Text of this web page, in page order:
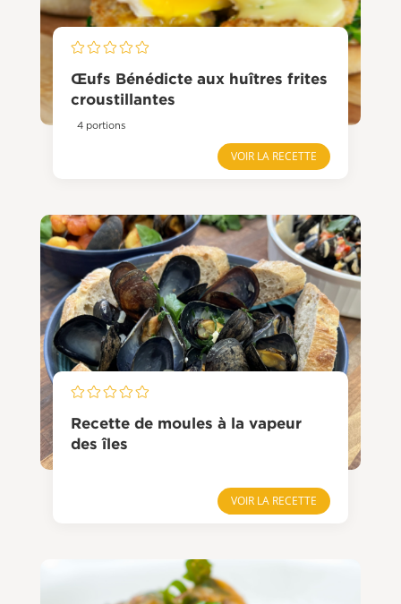
Œufs Bénédicte aux huîtres frites
croustillantes
4 portions
VOIR LA RECETTE
Recette de moules à la vapeur
des îles
VOIR LA RECETTE